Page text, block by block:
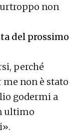
non
del prossimo
perché
non è stato
godermi a
ultimo